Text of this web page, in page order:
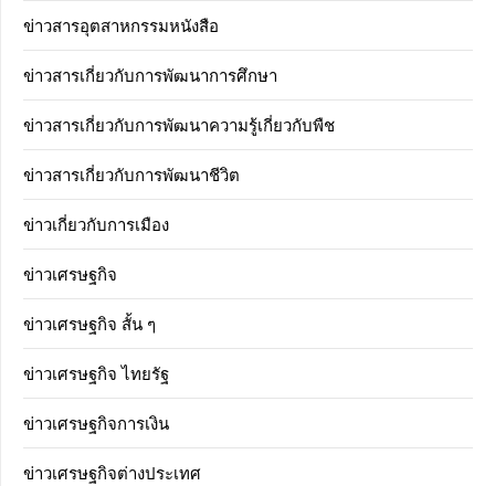
ข่าวสารอุตสาหกรรมหนังสือ
ข่าวสารเกี่ยวกับการพัฒนาการศึกษา
ข่าวสารเกี่ยวกับการพัฒนาความรู้เกี่ยวกับพืช
ข่าวสารเกี่ยวกับการพัฒนาชีวิต
ข่าวเกี่ยวกับการเมือง
ข่าวเศรษฐกิจ
ข่าวเศรษฐกิจ สั้น ๆ
ข่าวเศรษฐกิจ ไทยรัฐ
ข่าวเศรษฐกิจการเงิน
ข่าวเศรษฐกิจต่างประเทศ